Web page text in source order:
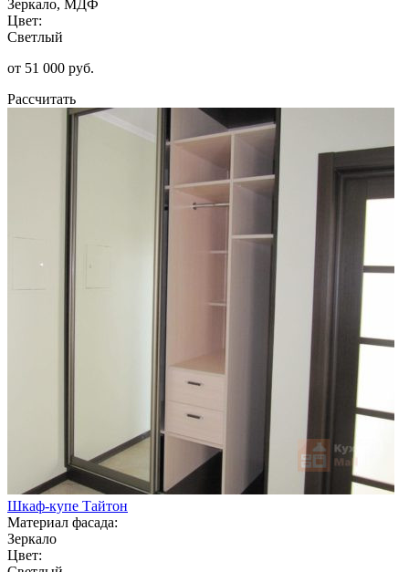
Зеркало, МДФ
Цвет:
Светлый
от 51 000 руб.
Рассчитать
Шкаф-купе Тайтон
Материал фасада:
Зеркало
Цвет: